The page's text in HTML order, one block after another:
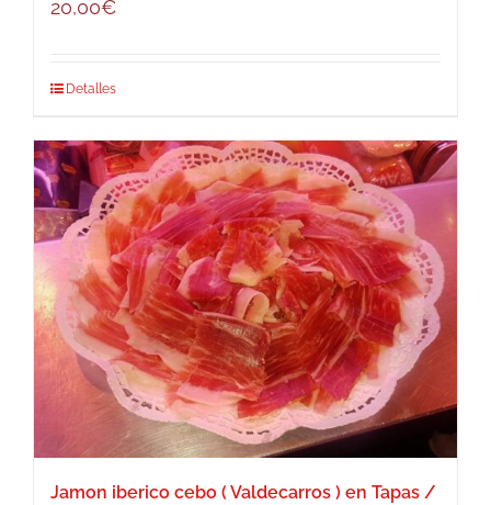
20,00€
Detalles
Jamon iberico cebo ( Valdecarros ) en Tapas /